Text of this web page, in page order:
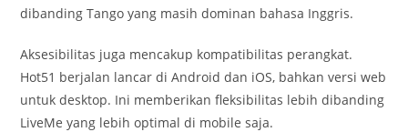
dibanding Tango yang masih dominan bahasa Inggris.
Aksesibilitas juga mencakup kompatibilitas perangkat.
Hot51 berjalan lancar di Android dan iOS, bahkan versi web
untuk desktop. Ini memberikan fleksibilitas lebih dibanding
LiveMe yang lebih optimal di mobile saja.